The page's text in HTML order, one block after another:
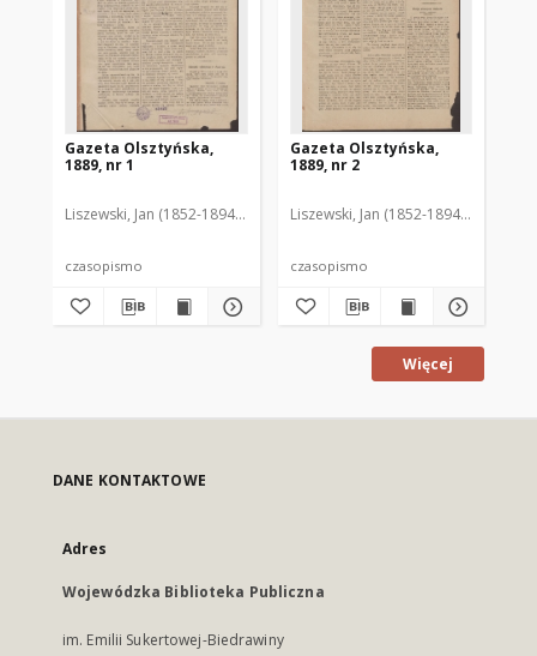
Gazeta Olsztyńska,
1889, nr 1
Liszewski, Jan (1852-1894). Red.
czasopismo
Gazeta Olsztyńska,
1889, nr 2
Liszewski, Jan (1852-1894). Red.
czasopismo
Więcej
DANE KONTAKTOWE
Adres
Wojewódzka Biblioteka Publiczna
im. Emilii Sukertowej-Biedrawiny